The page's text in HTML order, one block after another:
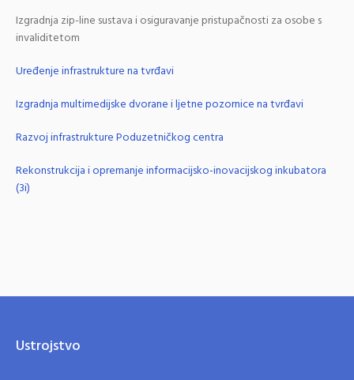
Izgradnja zip-line sustava i osiguravanje pristupačnosti za osobe s
invaliditetom
Uređenje infrastrukture na tvrđavi
Izgradnja multimedijske dvorane i ljetne pozornice na tvrđavi
Razvoj infrastrukture Poduzetničkog centra
Rekonstrukcija i opremanje informacijsko-inovacijskog inkubatora
(3i)
Ustrojstvo